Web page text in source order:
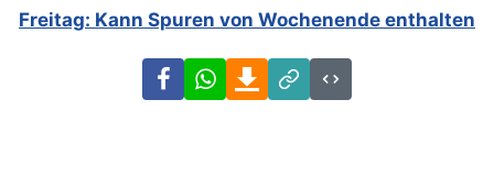
Freitag: Kann Spuren von Wochenende enthalten
FacebookWhatsAppDownload
Link
Code